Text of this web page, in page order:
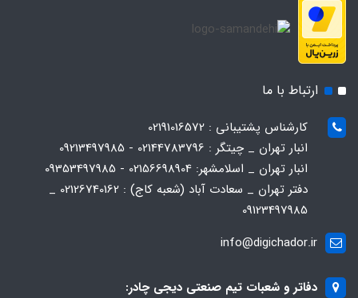
ارتباط با ما
کارشناس پشتیبانی : 02191016572
انبار تهران _ چیتگر : 02144783796 - 09213497985
انبار تهران _ اسلامشهر: 02156698904 - 09353497985
دفتر تهران _ سعادت آباد (شعبه کاج) : 02126740162 _
09123497985
info@digichador.ir
دفاتر و شعبات تیم صنعتی دیجی چادر: